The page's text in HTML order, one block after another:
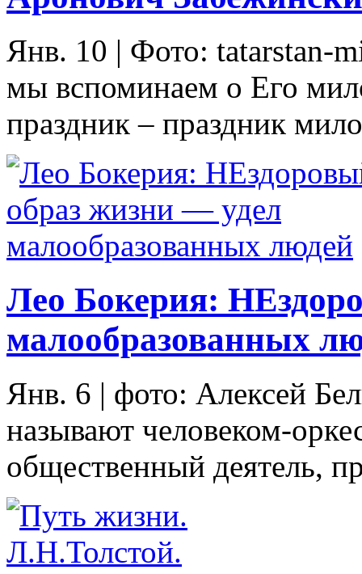
Янв. 10 | Фото: tatarstan-
мы вспоминаем о Его
праздник – праздник
Лео Бокерия:
малообразованных
Янв. 6 | фото: Алексей
называют человеком-
общественный деятель,